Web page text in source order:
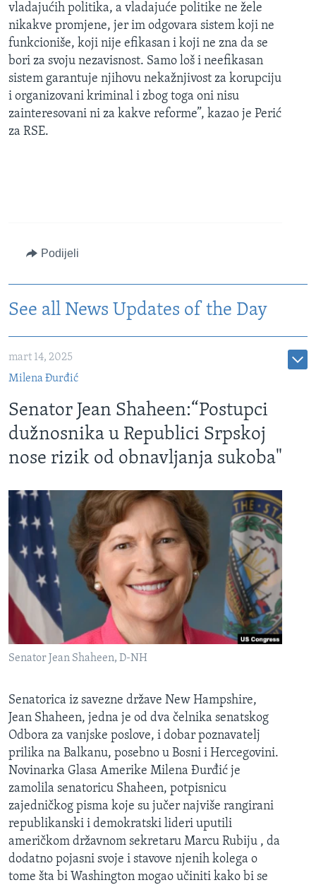
vladajućih politika, a vladajuće politike ne žele
nikakve promjene, jer im odgovara sistem koji ne
funkcioniše, koji nije efikasan i koji ne zna da se
bori za svoju nezavisnost. Samo loš i neefikasan
sistem garantuje njihovu nekažnjivost za korupciju
i organizovani kriminal i zbog toga oni nisu
zainteresovani ni za kakve reforme”, kazao je Perić
za RSE.
Podijeli
See all News Updates of the Day
mart 14, 2025
Milena Đurđić
Senator Jean Shaheen:“Postupci
dužnosnika u Republici Srpskoj
nose rizik od obnavljanja sukoba"
Senator Jean Shaheen, D-NH
Senatorica iz savezne države New Hampshire,
Jean Shaheen, jedna je od dva čelnika senatskog
Odbora za vanjske poslove, i dobar poznavatelj
prilika na Balkanu, posebno u Bosni i Hercegovini.
Novinarka Glasa Amerike Milena Đurđić je
zamolila senatoricu Shaheen, potpisnicu
zajedničkog pisma koje su jučer najviše rangirani
republikanski i demokratski lideri uputili
američkom državnom sekretaru Marcu Rubiju , da
dodatno pojasni svoje i stavove njenih kolega o
tome šta bi Washington mogao učiniti kako bi se